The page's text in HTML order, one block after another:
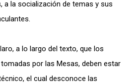
a la socialización de temas y sus
a lo largo del texto, que los
por las Mesas, deben estar
el cual desconoce las